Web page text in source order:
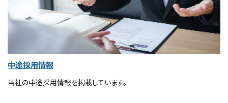
中途採用情報
当社の中途採用情報を掲載しています。